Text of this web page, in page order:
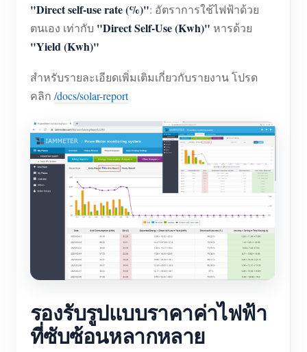
"Direct self-use rate (%)": อัตราการใช้ไฟฟ้าด้วย
ตนเอง เท่ากับ "Direct Self-Use (Kwh)" หารด้วย
"Yield (Kwh)"
สำหรับรายละเอียดเพิ่มเติมเกี่ยวกับรายงาน โปรด
คลิก /docs/solar-report
รองรับรูปแบบราคาค่าไฟฟ้า
ที่ซับซ้อนหลากหลาย